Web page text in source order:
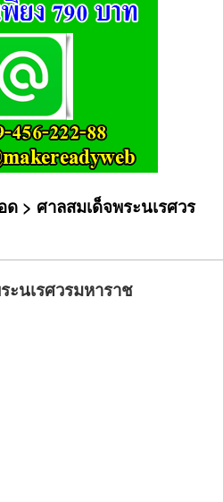
ด > ศาลสมเด็จพระนเรศวร
ะนเรศวรมหาราช